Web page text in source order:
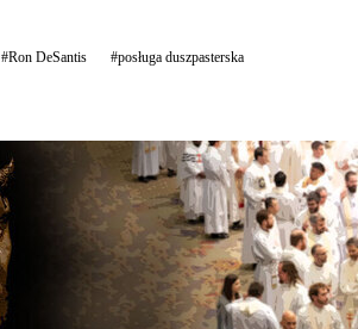
#Ron DeSantis #posługa duszpasterska